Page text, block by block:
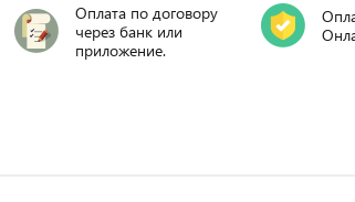
Оплата по договору
через банк или
приложение.